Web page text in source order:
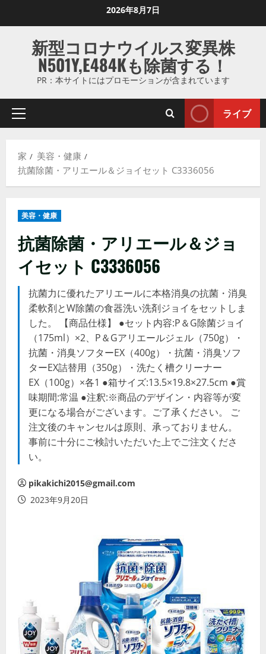
ス
ッ
す
2026年8月7日
新型コロナウイルス変異株
N501Y,E484Kも除菌する！
PR：本サイトにはプロモーションが含まれています
プ
マ
リ
ュ
ー
ライブ
家
美容・健康
抗菌除菌・アリエール＆ジョイセット C3336056
美容・健康
抗菌除菌・アリエール＆ジョ
イセット C3336056
抗菌力に優れたアリエールに本格消臭の抗菌・消臭
柔軟剤とW除菌の食器洗い洗剤ジョイをセットしま
した。 【商品仕様】 ●セット内容:P＆G除菌ジョイ
（175ml）×2、P＆Gアリエールジェル（750g）・
抗菌・消臭ソフターEX（400g）・抗菌・消臭ソフ
ターEX詰替用（350g）・洗たく槽クリーナー
EX（100g）×各1 ●箱サイズ:13.5×19.8×27.5cm ●賞
味期間:常温 ●注釈:※商品のデザイン・内容等が変
更になる場合がございます。ご了承ください。 ご
注文後のキャンセルは原則、承っておりません。
事前に十分にご検討いただいた上でご注文くださ
い。
pikakichi2015@gmail.com
2023年9月20日